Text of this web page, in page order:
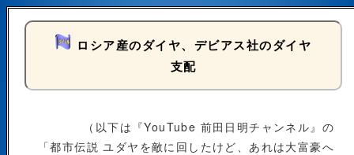
ロシア産のダイヤ、デビアス社のダイヤ
支配
（以下は『YouTube 前田日明チャンネル』の
「都市伝説 ユダヤを敵に回したけど、あれは大富豪へ